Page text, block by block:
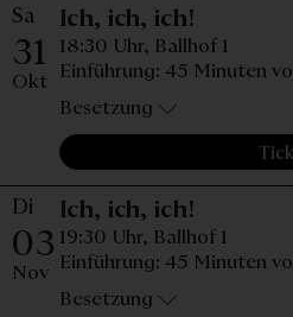
Sa
31
Okt
Ich, ich, ich!
18:30 Uhr, Ballhof 1
Einführung: 45 Minuten
Besetzung
Di
03
Nov
Ich, ich, ich!
19:30 Uhr, Ballhof 1
Einführung: 45 Minuten
Besetzung